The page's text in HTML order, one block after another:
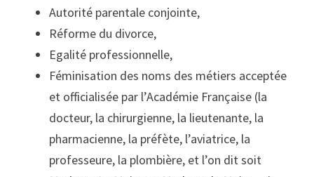
Autorité parentale conjointe,
Réforme du divorce,
Egalité professionnelle,
Féminisation des noms des métiers acceptée
et officialisée par l’Académie Française (la
docteur, la chirurgienne, la lieutenante, la
pharmacienne, la préfète, l’aviatrice, la
professeure, la plombière, et l’on dit soit